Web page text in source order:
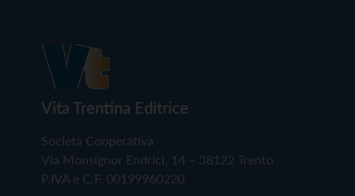
Vita Trentina Editrice
Società Cooperativa
Via Monsignor Endrici, 14 – 38122 Trento
P.IVA e C.F. 00199960220